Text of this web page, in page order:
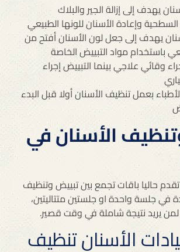
يهدف إلى إزالة الجير والبلاك
وإعادة الأسنان للونها الطبيعي
يهدف إلى جعل لون الأسنان أفتح من
باستخدام مواد التبييض الخاصة
وقائي علاجي بينما التبييض إجراء
بعمل تنظيف الأسنان أولا قبل البدء
الأسنان في
حاليا باقات تجمع بين تبييض وتنظيف
في جلسة واحدة او جلستين متتاليتين،
يريد نتيجة شاملة في وقت قصير.
الأسنان تنظيف